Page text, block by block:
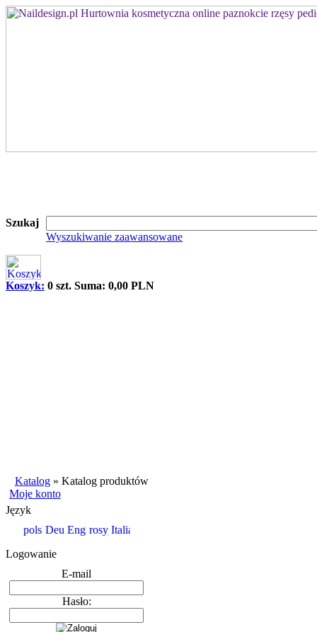
Szukaj
Wyszukiwanie zaawansowane
Koszyk: 0 szt. Suma: 0,00 PLN
Katalog » Katalog produktów
Moje konto
Język
Logowanie
E-mail
Hasło: